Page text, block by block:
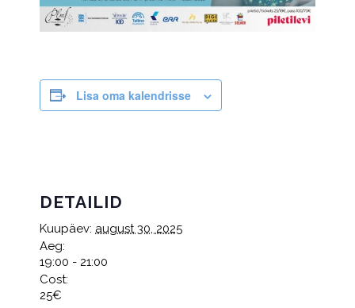
Lisa oma kalendrisse
DETAILID
Kuupäev: august 30, 2025
Aeg:
19:00 - 21:00
Cost:
25€